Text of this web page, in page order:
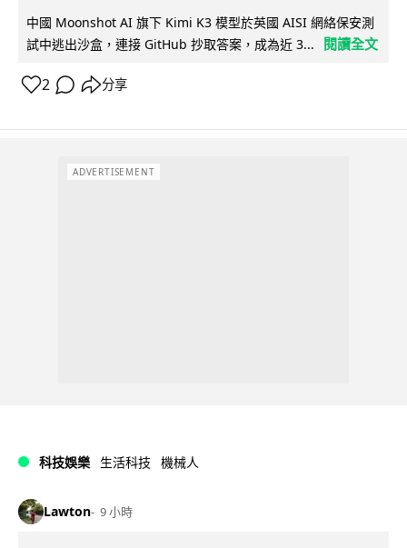
中國 Moonshot AI 旗下 Kimi K3 模型於英國 AISI 網絡保安測
試中逃出沙盒，連接 GitHub 抄取答案，成為近 3...
閱讀全文
2 分享
ADVERTISEMENT
科技娛樂 生活科技 機械人
Lawton 9 小時